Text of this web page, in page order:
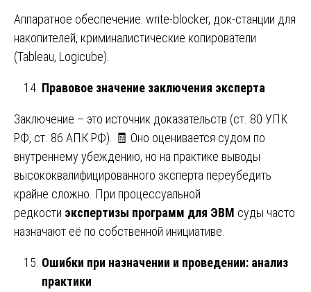
Аппаратное обеспечение: write-blocker, док-станции для
накопителей, криминалистические копирователи
(Tableau, Logicube).
Правовое значение заключения эксперта
Заключение – это источник доказательств (ст. 80 УПК
РФ, ст. 86 АПК РФ). 🧾 Оно оценивается судом по
внутреннему убеждению, но на практике выводы
высококвалифицированного эксперта переубедить
крайне сложно. При процессуальной
редкости экспертизы программ для ЭВМ суды часто
назначают её по собственной инициативе.
Ошибки при назначении и проведении: анализ
практики